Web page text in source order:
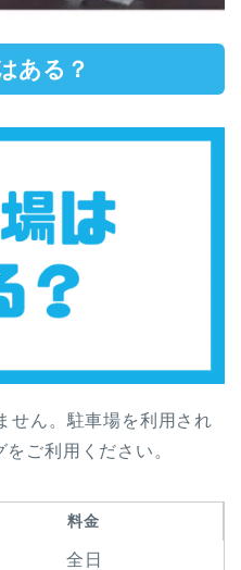
ある？
せん。駐車場を利用され
ご利用ください。
料金
全日